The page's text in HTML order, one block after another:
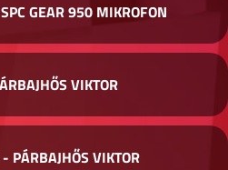
GEAR 950 MIKROFON
VIKTOR
PÁRBAJHŐS VIKTOR